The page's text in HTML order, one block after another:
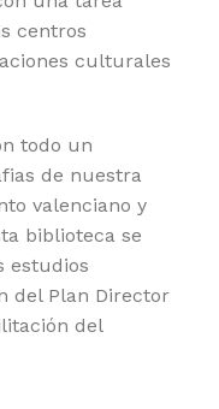
centros
culturales
todo un
de nuestra
valenciano y
biblioteca se
estudios
del Plan Director
del